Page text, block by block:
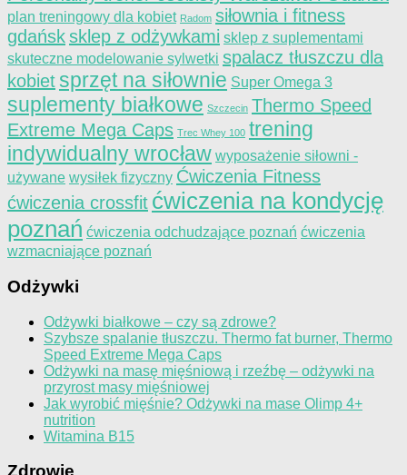
plan treningowy dla kobiet Radom siłownia i fitness
gdańsksklep z odżywkami sklep z suplementami
skuteczne modelowanie sylwetki spalacz tłuszczu dla
kobiet sprzęt na siłownie Super Omega 3
suplementy białkowe Szczecin Thermo Speed
Extreme Mega Caps Trec Whey 100 trening
indywidualny wrocław wyposażenie siłowni -
używane wysiłek fizyczny Ćwiczenia Fitness
ćwiczenia crossfit ćwiczenia na kondycję
poznań ćwiczenia odchudzające poznań ćwiczenia
wzmacniające poznań
Odżywki
Odżywki białkowe – czy są zdrowe?
Szybsze spalanie tłuszczu. Thermo fat burner, Thermo
Speed Extreme Mega Caps
Odżywki na masę mięśniową i rzeźbę – odżywki na
przyrost masy mięśniowej
Jak wyrobić mięśnie? Odżywki na mase Olimp 4+
nutrition
Witamina B15
Zdrowie